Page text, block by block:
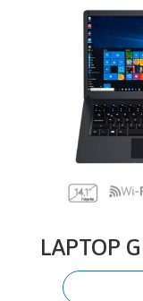
LAPTOP